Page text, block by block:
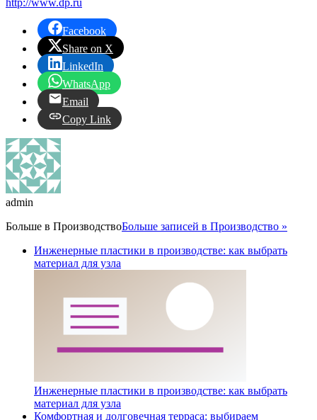
http://www.dp.ru
Facebook
Share on X
LinkedIn
WhatsApp
Email
Copy Link
admin
Больше в ПроизводствоБольше записей в Производство »
Инженерные пластики в производстве: как выбрать
материал для узла
Инженерные пластики в производстве: как выбрать
материал для узла
Комфортная и долговечная терраса: выбираем